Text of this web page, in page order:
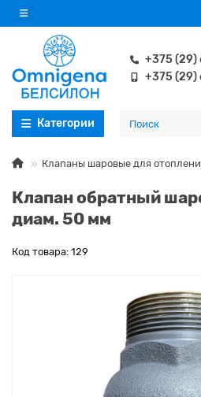
+375 (29)
+375
Категории
Клапаны шаровые для
Клапан обратный
диам. 50 мм
Код товара: 129